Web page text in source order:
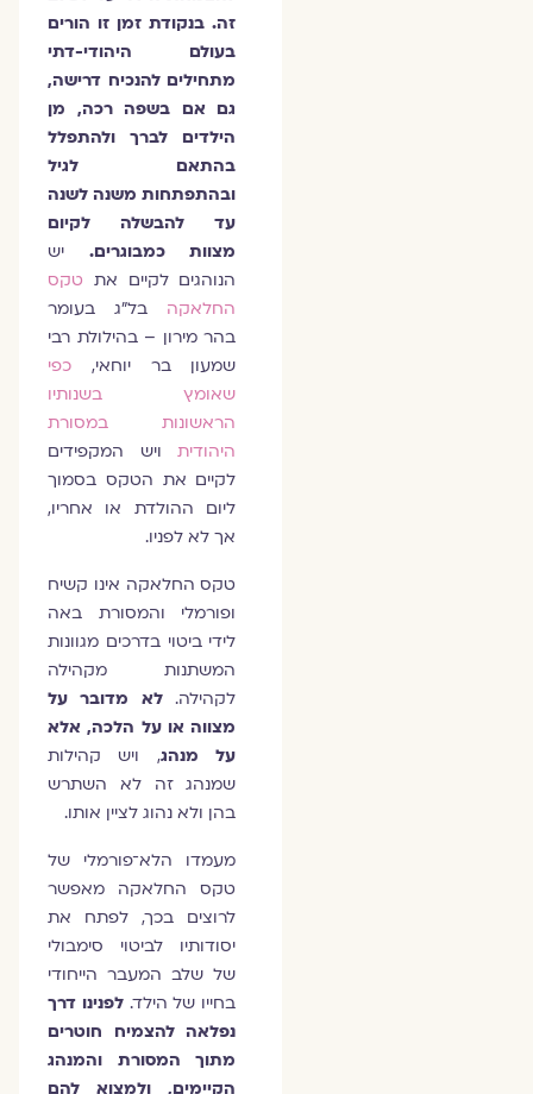
זה. בנקודת זמן זו הורים
בעולם היהודי-דתי
מתחילים להנכיח דרישה,
גם אם בשפה רכה, מן
הילדים לברך ולהתפלל
בהתאם לגיל
ובהתפתחות משנה לשנה
עד להבשלה לקיום
מצוות כמבוגרים.יש
הנוהגים לקיים אתטקס
החלאקהבל"ג בעומר
בהר מירון – בהילולת רבי
שמעון בר יוחאי,
כפי
שאומץ בשנותיו
הראשונות במסורת
היהודיתויש המקפידים
לקיים את הטקס בסמוך
ליום ההולדת או אחריו,
אך לא לפניו.
טקס החלאקה אינו קשיח
ופורמלי והמסורת באה
לידי ביטוי בדרכים מגוונות
המשתנות מקהילה
לקהילה.לא מדובר על
מצווה או על הלכה, אלא
על מנהג, ויש קהילות
שמנהג זה לא השתרש
בהן ולא נהוג לציין אותו.
מעמדו הלא־פורמלי של
טקס החלאקה מאפשר
לרוצים בכך, לפתח את
יסודותיו לביטוי סימבולי
של שלב המעבר הייחודי
בחייו של הילד.לפנינו דרך
נפלאה להצמיח חוטרים
מתוך המסורת והמנהג
הקיימים, ולמצוא להם